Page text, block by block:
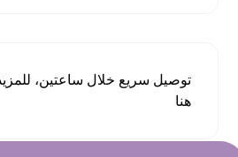
توصيل سريع خلال ساعتين،
هنا